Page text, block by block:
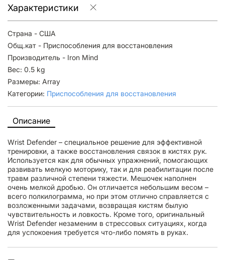
Описание
Wrist Defender – специальное решение для эффективной
тренировки, а также восстановления связок в кистях рук.
Используется как для обычных упражнений, помогающих
развивать мелкую моторику, так и для реабилитации после
травм различной степени тяжести. Мешочек наполнен
очень мелкой дробью. Он отличается небольшим весом –
всего полкилограмма, но при этом отлично справляется с
возложенными задачами, возвращая кистям былую
чувствительность и ловкость. Кроме того, оригинальный
Wrist Defender незаменим в стрессовых ситуациях, когда
для успокоения требуется что-либо помять в руках.
Характеристики
Страна - США
Общ.кат - Приспособления для восстановления
Производитель - Iron Mind
Вес: 0.5 kg
Размеры: Array
Категории: Приспособления для восстановления